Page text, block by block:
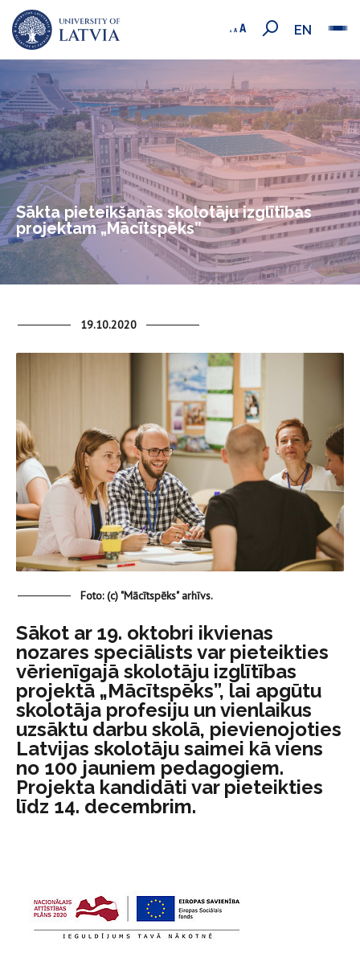
EN
Sākta pieteikšanās skolotāju izglītības
projektam „Mācītspēks”
19.10.2020
Foto: (c) "Mācītspēks" arhīvs.
Sākot ar 19. oktobri ikvienas
nozares speciālists var pieteikties
vērienīgajā skolotāju izglītības
projektā „Mācītspēks”, lai apgūtu
skolotāja profesiju un vienlaikus
uzsāktu darbu skolā, pievienojoties
Latvijas skolotāju saimei kā viens
no 100 jauniem pedagogiem.
Projekta kandidāti var pieteikties
līdz 14. decembrim.